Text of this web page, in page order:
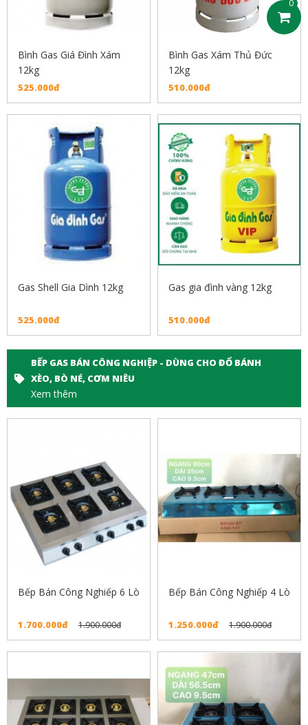
0
Bình Gas Giá Đình Xám
12kg
525.000đ
Bình Gas Xám Thủ Đức
12kg
510.000đ
Gas Shell Gia Dình 12kg
525.000đ
Gas gia đình vàng 12kg
510.000đ
BẾP GAS BÁN CÔNG NGHIỆP - DÙNG CHO ĐỔ BÁNH
XÈO, BÒ NÉ, CƠM NIÊU
Xem thêm
Bếp Bán Công Nghiếp 6 Lò
1.700.000đ 1.900.000đ
Bếp Bán Công Nghiếp 4 Lò
1.250.000đ 1.900.000đ